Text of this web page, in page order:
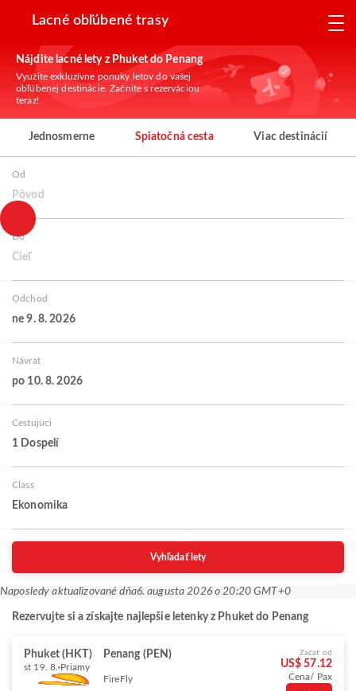
Lacné obľúbené trasy
Nájdite lacné lety z Phuket do Penang
Využite exkluzívne ponuky letov do vašej
obľúbenej destinácie. Začnite s rezerváciou
teraz!
Jednosmerne Spiatočná cesta Viac destinácií
Od
Pôvod
Do
Cieľ
Odchod
ne 9. 8. 2026
Návrat
po 10. 8. 2026
Cestujúci
1 Dospelí
Class
Ekonomika
Vyhľadať lety
Naposledy aktualizované dňa6. augusta 2026 o 20:20 GMT+0
Rezervujte si a získajte najlepšie letenky z Phuket do Penang
Phuket (HKT) Penang (PEN)
st 19. 8. Priamy
FireFly
Začať od
US$ 57.12
Cena/ Pax